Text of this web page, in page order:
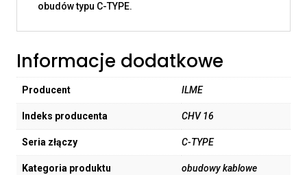
obudów typu C-TYPE.
Informacje dodatkowe
Producent ILME
Indeks producenta CHV 16
Seria złączy C-TYPE
Kategoria produktu obudowy kablowe